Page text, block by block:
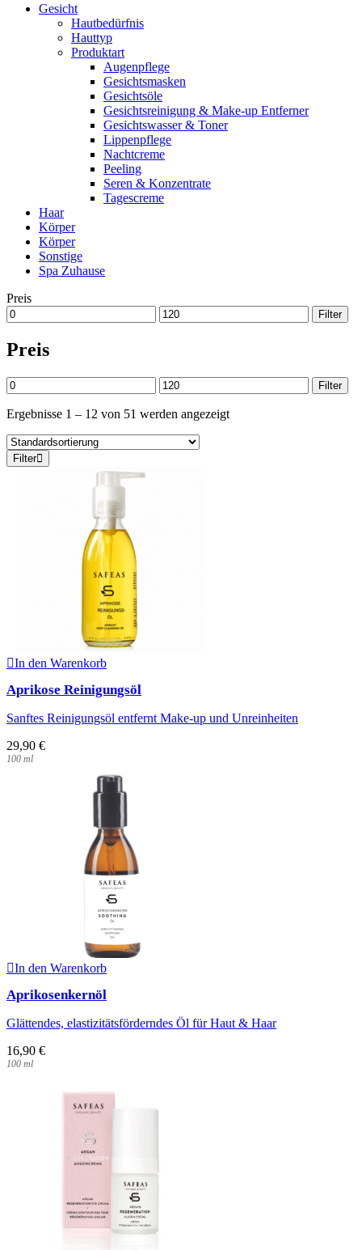
Gesicht
Hautbedürfnis
Hauttyp
Produktart
Augenpflege
Gesichtsmasken
Gesichtsöle
Gesichtsreinigung & Make-up Entferner
Gesichtswasser & Toner
Lippenpflege
Nachtcreme
Peeling
Seren & Konzentrate
Tagescreme
Haar
Körper
Körper
Sonstige
Spa Zuhause
Preis
Min.
Preis
Max.
Preis
Filter
Preis
Min.
Preis
Max.
Preis
Filter
Ergebnisse 1 – 12 von 51 werden angezeigt
Filter
In den Warenkorb
Aprikose Reinigungsöl
Sanftes Reinigungsöl entfernt Make-up und Unreinheiten
29,90 €
100 ml
In den Warenkorb
Aprikosenkernöl
Glättendes, elastizitätsförderndes Öl für Haut & Haar
16,90 €
100 ml